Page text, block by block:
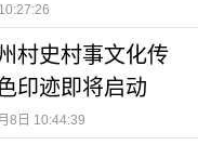
村史村事文化传
印迹即将启动
8日 10:44:39